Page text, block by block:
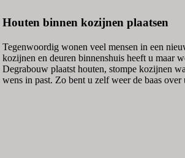
Houten binnen kozijnen plaatsen
Tegenwoordig wonen veel mensen in een
kozijnen en deuren binnenshuis heeft u maar
Degrabouw plaatst houten, stompe kozijnen
wens in past. Zo bent u zelf weer de baas